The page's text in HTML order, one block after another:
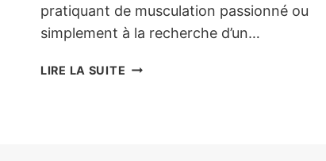
pratiquant de musculation passionné ou
simplement à la recherche d’un…
LIRE LA SUITE AVIS